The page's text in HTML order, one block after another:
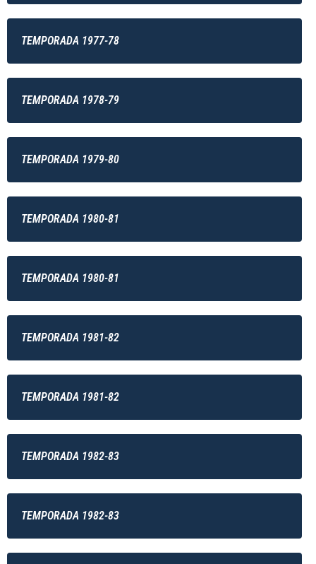
TEMPORADA 1977-78
TEMPORADA 1978-79
TEMPORADA 1979-80
TEMPORADA 1980-81
TEMPORADA 1980-81
TEMPORADA 1981-82
TEMPORADA 1981-82
TEMPORADA 1982-83
TEMPORADA 1982-83